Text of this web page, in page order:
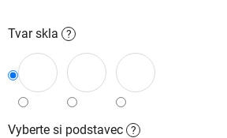
Tvar skla ?
Vyberte si podstavec ?